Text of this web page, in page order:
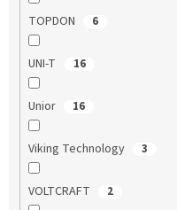
TOPDON 6
UNI-T 16
Unior 16
Viking Technology 3
VOLTCRAFT 2